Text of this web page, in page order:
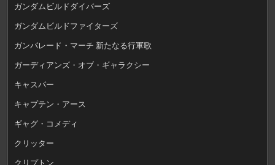
ガンダムビルドダイバーズ
ガンダムビルドファイターズ
ガンパレード・マーチ 新たなる行軍歌
ガーディアンズ・オブ・ギャラクシー
キャスパー
キャプテン・アース
ギャグ・コメディ
クリッター
クリプトン